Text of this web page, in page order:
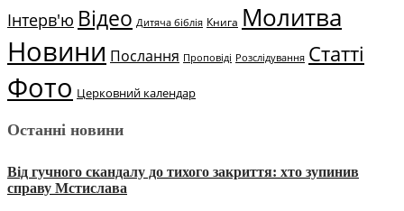
Інтерв'ю Відео Дитяча біблія Книга Молитва
Новини Послання Проповіді Розслідування Статті
Фото Церковний календар
Останні новини
Від гучного скандалу до тихого закриття: хто зупинив
справу Мстислава